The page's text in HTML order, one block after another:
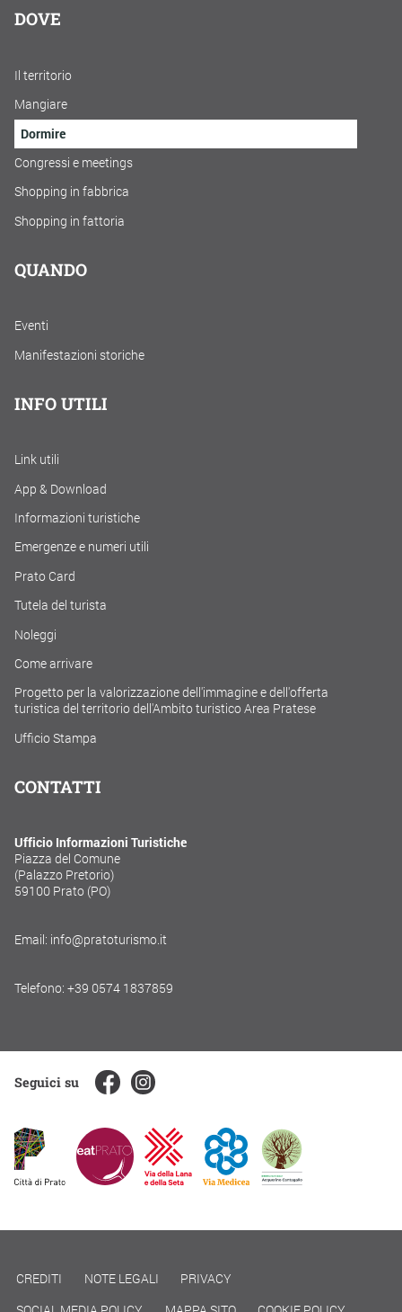
DOVE
Il territorio
Mangiare
Dormire
Congressi e meetings
Shopping in fabbrica
Shopping in fattoria
QUANDO
Eventi
Manifestazioni storiche
INFO UTILI
Link utili
App & Download
Informazioni turistiche
Emergenze e numeri utili
Prato Card
Tutela del turista
Noleggi
Come arrivare
Progetto per la valorizzazione dell'immagine e dell'offerta
turistica del territorio dell'Ambito turistico Area Pratese
Ufficio Stampa
CONTATTI
Ufficio Informazioni Turistiche
Piazza del Comune
(Palazzo Pretorio)
59100 Prato (PO)
Email: info@pratoturismo.it
Telefono: +39 0574 1837859
Seguici su
CREDITI NOTE LEGALI
PRIVACY